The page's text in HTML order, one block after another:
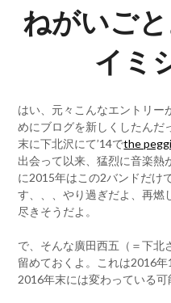
ねがいご
イミ
はい、元々こんなエントリー
めにブログを新しくしたんだ
末に下北沢にて’14でthe
出会って以来、猛烈に音楽熱
に2015年はこの2バンドだけ
す、、、やり過ぎだよ、再燃
尽きそうだよ。
で、そんな廣田西五（＝下北
留めておくよ。これは2016
2016年末には変わっている可